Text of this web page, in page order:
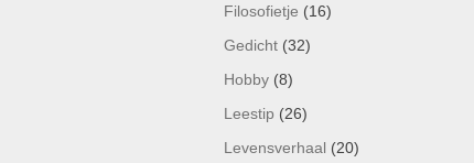
Filosofietje (16)
Gedicht(32)
Hobby(8)
Leestip (26)
Levensverhaal (20)